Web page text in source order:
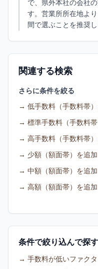
で、県外本社の会社
す。営業所所在地よ
間で選ぶことを推奨し
関連する検索
さらに条件を絞る
→ 低手数料（手数料帯
→ 標準手数料（手数料
→ 高手数料（手数料帯
→ 少額（額面帯）を追加
→ 中額（額面帯）を追加
→ 高額（額面帯）を追加
条件で絞り込んで探す
→ 手数料が低いファク